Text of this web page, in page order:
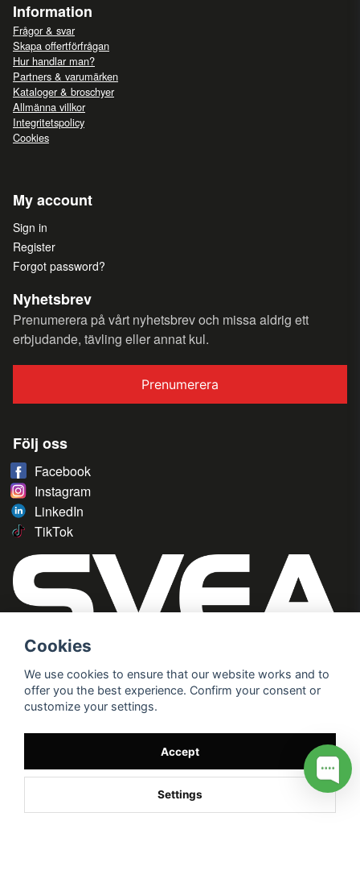
Information
Frågor & svar
Skapa offertförfrågan
Hur handlar man?
Partners & varumärken
Kataloger & broschyer
Allmänna villkor
Integritetspolicy
Cookies
My account
Sign in
Register
Forgot password?
Nyhetsbrev
Prenumerera på vårt nyhetsbrev och missa aldrig ett
erbjudande, tävling eller annat kul.
Prenumerera
Följ oss
Facebook
Instagram
LinkedIn
TikTok
Cookies
We use cookies to ensure that our website works and to
offer you the best experience. Confirm your consent or
customize your settings.
Accept
Settings